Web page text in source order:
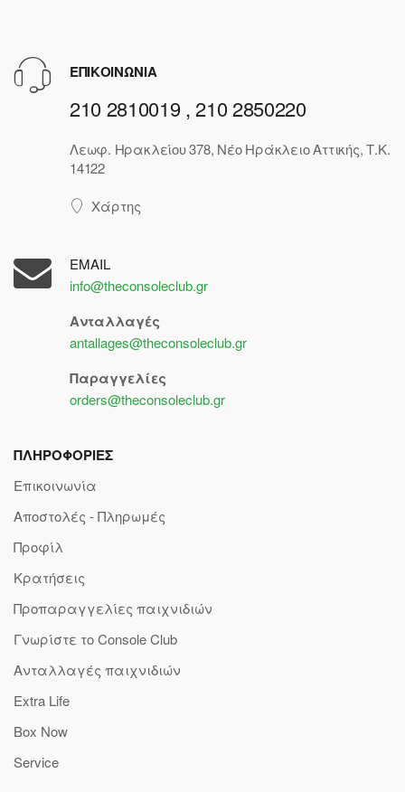
ΕΠΙΚΟΙΝΩΝΙΑ
210 2810019 , 210 2850220
Λεωφ. Ηρακλείου 378, Νέο Ηράκλειο Αττικής, Τ.Κ.
14122
Χάρτης
EMAIL
info@theconsoleclub.gr
Ανταλλαγές
antallages@theconsoleclub.gr
Παραγγελίες
orders@theconsoleclub.gr
ΠΛΗΡΟΦΟΡΙΕΣ
Επικοινωνία
Αποστολές - Πληρωμές
Προφίλ
Κρατήσεις
Προπαραγγελίες παιχνιδιών
Γνωρίστε το Console Club
Ανταλλαγές παιχνιδιών
Extra Life
Box Now
Service